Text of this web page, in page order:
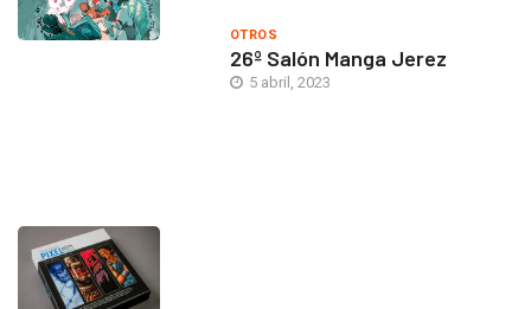
OTROS
26º Salón Manga Jerez
5 abril, 2023